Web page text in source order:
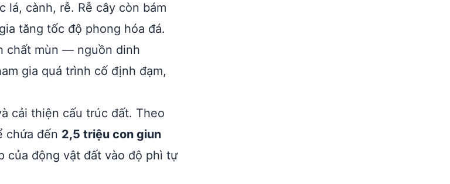
lá, cành, rễ. Rễ cây còn bám
tăng tốc độ phong hóa đá.
chất mùn — nguồn dinh
gia quá trình cố định đạm,
cải thiện cấu trúc đất. Theo
chứa đến 2,5 triệu con giun
của động vật đất vào độ phì tự